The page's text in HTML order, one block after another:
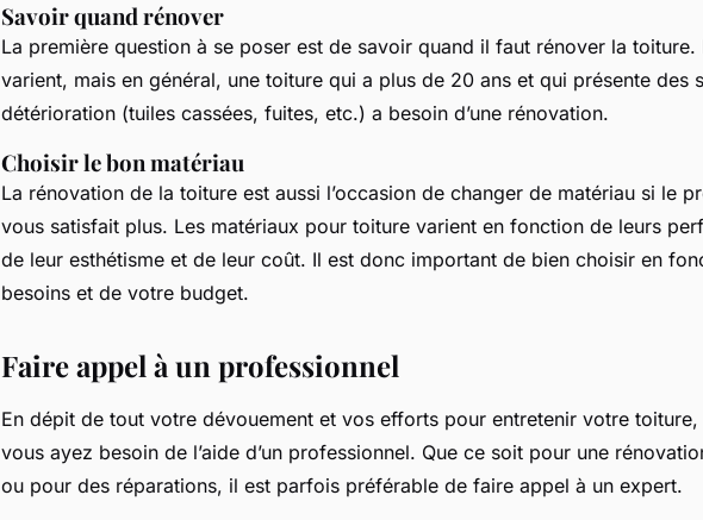
Savoir quand rénover
La première question à se poser est de savoir quand il faut rénover la toiture.
varient, mais en général, une toiture qui a plus de 20 ans et qui présente des
détérioration (tuiles cassées, fuites, etc.) a besoin d’une rénovation.
Choisir le bon matériau
La rénovation de la toiture est aussi l’occasion de changer de matériau si le
vous satisfait plus. Les matériaux pour toiture varient en fonction de leurs
de leur esthétisme et de leur coût. Il est donc important de bien choisir en
besoins et de votre budget.
Faire appel à un professionnel
En dépit de tout votre dévouement et vos efforts pour entretenir votre
vous ayez besoin de l’aide d’un professionnel. Que ce soit pour une
ou pour des réparations, il est parfois préférable de faire appel à un expert.